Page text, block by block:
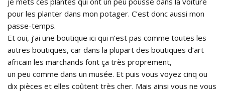
pour les planter dans mon potager. C’est donc aussi mon
passe-temps.
Et oui, j’ai une boutique ici qui n’est pas comme toutes les
autres boutiques, car dans la plupart des boutiques d’art
africain les marchands font ça très proprement,
un peu comme dans un musée. Et puis vous voyez cinq ou
dix pièces et elles coûtent très cher. Mais ainsi vous ne vous